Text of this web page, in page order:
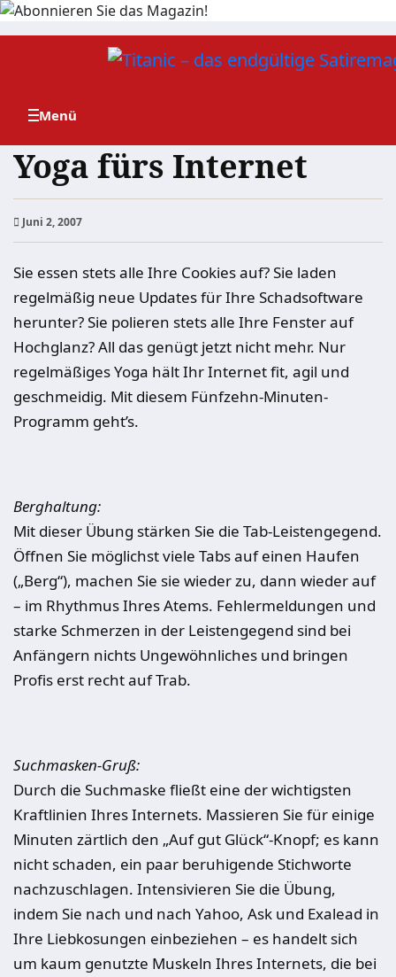
Zum
Yoga fürs Internet
Juni 2, 2007
Sie essen stets alle Ihre Cookies auf? Sie laden
regelmäßig neue Updates für Ihre Schadsoftware
herunter? Sie polieren stets alle Ihre Fenster auf
Hochglanz? All das genügt jetzt nicht mehr. Nur
regelmäßiges Yoga hält Ihr Internet fit, agil und
geschmeidig. Mit diesem Fünfzehn-Minuten-
Programm geht’s.
Berghaltung:
Mit dieser Übung stärken Sie die Tab-Leistengegend.
Öffnen Sie möglichst viele Tabs auf einen Haufen
(„Berg“), machen Sie sie wieder zu, dann wieder auf
– im Rhythmus Ihres Atems. Fehlermeldungen und
starke Schmerzen in der Leistengegend sind bei
Anfängern nichts Ungewöhnliches und bringen
Profis erst recht auf Trab.
Suchmasken-Gruß:
Durch die Suchmaske fließt eine der wichtigsten
Kraftlinien Ihres Internets. Massieren Sie für einige
Minuten zärtlich den „Auf gut Glück“-Knopf; es kann
nicht schaden, ein paar beruhigende Stichworte
nachzuschlagen. Intensivieren Sie die Übung,
indem Sie nach und nach Yahoo, Ask und Exalead in
Ihre Liebkosungen einbeziehen – es handelt sich
um kaum genutzte Muskeln Ihres Internets, die bei